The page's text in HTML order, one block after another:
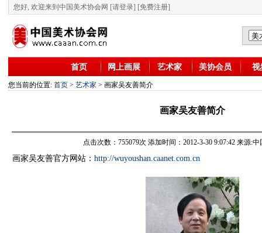
您好, 欢迎来到中国美术协会网 [请登录] [免费注册]
首页 网上画展 艺术家 美协会员 视
您当前的位置: 首页 > 艺术家 > 画家吴友善简介
画家吴友善简介
点击次数：755079次 添加时间：2012-3-30 9:07:42 来源:
画家吴友善官方网站： http://wuyoushan.caanet.com.cn